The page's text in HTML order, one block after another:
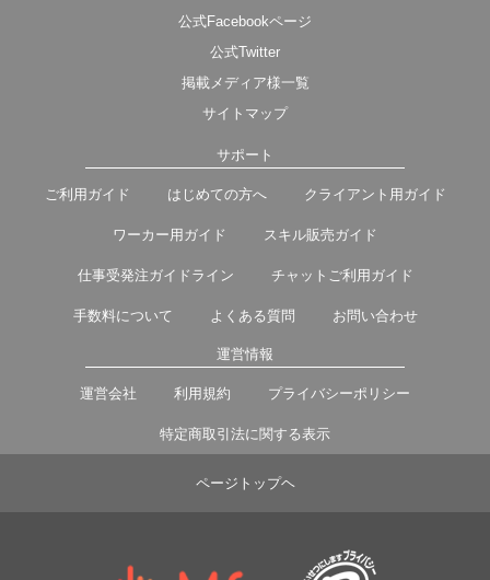
公式Facebookページ
公式Twitter
掲載メディア様一覧
サイトマップ
サポート
ご利用ガイド はじめての方へ クライアント用ガイド
ワーカー用ガイド スキル販売ガイド
仕事受発注ガイドライン チャットご利用ガイド
手数料について よくある質問 お問い合わせ
運営情報
運営会社 利用規約 プライバシーポリシー
特定商取引法に関する表示
ページトップヘ